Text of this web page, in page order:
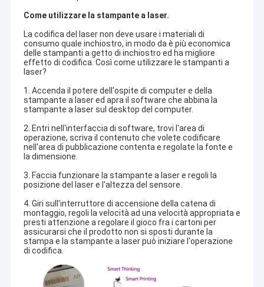
Come utilizzare la stampante a laser.
La codifica del laser non deve usare i materiali di
consumo quale inchiostro, in modo da è più economica
delle stampanti a getto di inchiostro ed ha migliore
effetto di codifica. Così come utilizzare le stampanti a
laser?
1. Accenda il potere dell'ospite di computer e della
stampante a laser ed apra il software che abbina la
stampante a laser sul desktop del computer.
2. Entri nell'interfaccia di software, trovi l'area di
operazione, scriva il contenuto che volete codificare
nell'area di pubblicazione contenta e regolate la fonte e
la dimensione.
3. Faccia funzionare la stampante a laser e regoli la
posizione del laser e l'altezza del sensore.
4. Giri sull'interruttore di accensione della catena di
montaggio, regoli la velocità ad una velocità appropriata e
presti attenzione a regolare il gioco fra i cartoni per
assicurarsi che il prodotto non si sposti durante la
stampa e la stampante a laser può iniziare l'operazione
di codifica.